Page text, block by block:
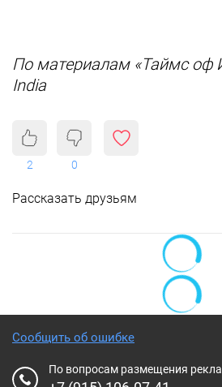
По материалам «Таймс оф
India
2 0
Рассказать друзьям
Сообщить об ошибке
По вопросам размещения